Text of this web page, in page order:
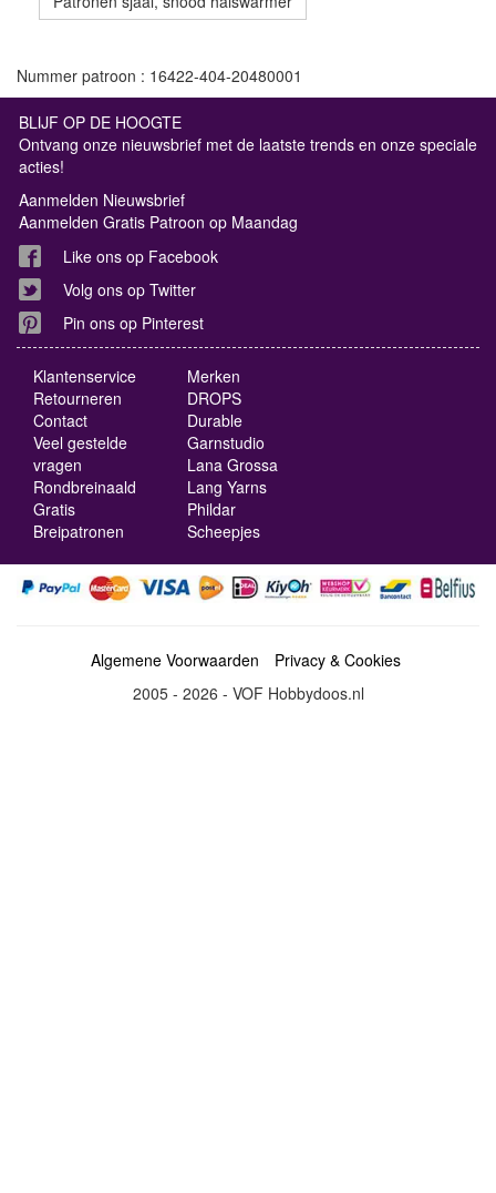
Nummer patroon : 16422-404-20480001
BLIJF OP DE HOOGTE
Ontvang onze nieuwsbrief met de laatste trends en onze speciale
acties!
Aanmelden Nieuwsbrief
Aanmelden Gratis Patroon op Maandag
Like ons op Facebook
Volg ons op Twitter
Pin ons op Pinterest
Klantenservice
Retourneren
Contact
Veel gestelde
vragen
Rondbreinaald
Gratis
Breipatronen
Merken
DROPS
Durable
Garnstudio
Lana Grossa
Lang Yarns
Phildar
Scheepjes
Algemene Voorwaarden
Privacy & Cookies
2005 - 2026 - VOF Hobbydoos.nl